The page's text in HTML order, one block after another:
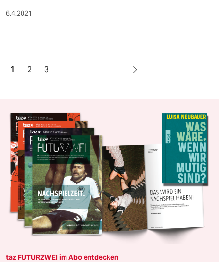
6.4.2021
1 2 3
taz FUTURZWEI im Abo entdecken